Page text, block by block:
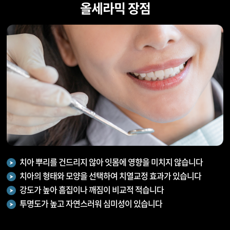
올세라믹 장점
치아 뿌리를 건드리지 않아 잇몸에 영향을 미치지 않습니다
치아의 형태와 모양을 선택하여 치열교정 효과가 있습니다
강도가 높아 흠집이나 깨짐이 비교적 적습니다
투명도가 높고 자연스러워 심미성이 있습니다